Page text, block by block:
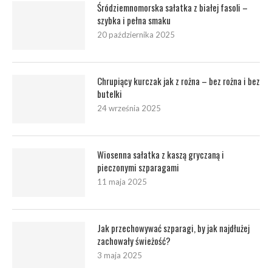
Śródziemnomorska sałatka z białej fasoli –
szybka i pełna smaku
20 października 2025
Chrupiący kurczak jak z rożna – bez rożna i bez
butelki
24 września 2025
Wiosenna sałatka z kaszą gryczaną i
pieczonymi szparagami
11 maja 2025
Jak przechowywać szparagi, by jak najdłużej
zachowały świeżość?
3 maja 2025